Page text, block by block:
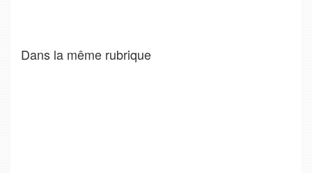
Dans la même rubrique